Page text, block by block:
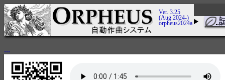
Ver. 3.25
(Aug 2024-)
orpheus2024a
...